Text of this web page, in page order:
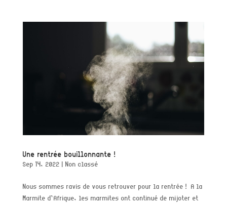
Une rentrée bouillonnante !
Sep 14, 2022 | Non classé
Nous sommes ravis de vous retrouver pour la rentrée ! A la
Marmite d’Afrique, les marmites ont continué de mijoter et